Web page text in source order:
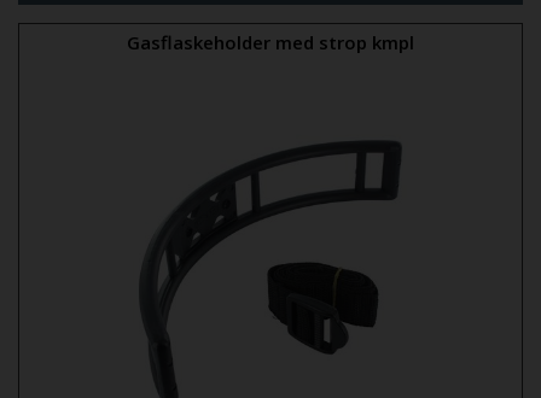
Gasflaskeholder med strop kmpl